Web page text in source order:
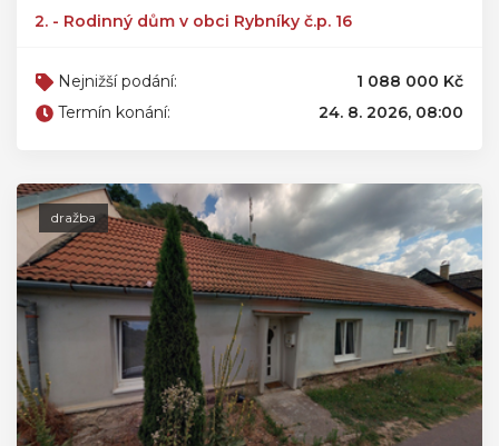
2. - Rodinný dům v obci Rybníky č.p. 16
Nejnižší podání:
1 088 000 Kč
Termín konání:
24. 8. 2026, 08:00
dražba